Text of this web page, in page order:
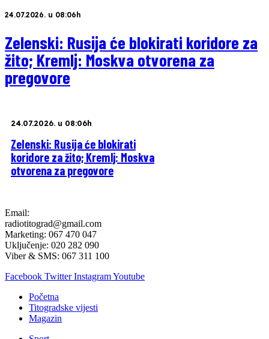
24.07.2026. u 08:06h
Zelenski: Rusija će blokirati koridore za
žito; Kremlj: Moskva otvorena za
pregovore
24.07.2026. u 08:06h
Zelenski: Rusija će blokirati
koridore za žito; Kremlj: Moskva
otvorena za pregovore
Email:
radiotitograd@gmail.com
Marketing: 067 470 047
Uključenje: 020 282 090
Viber & SMS: 067 311 100
Facebook Twitter InstagramYoutube
Početna
Titogradske vijesti
Magazin